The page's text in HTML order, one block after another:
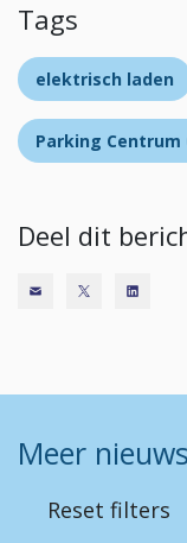
Tags
elektrisch laden
Parking
Deel dit
Meer nieuws
Reset filters